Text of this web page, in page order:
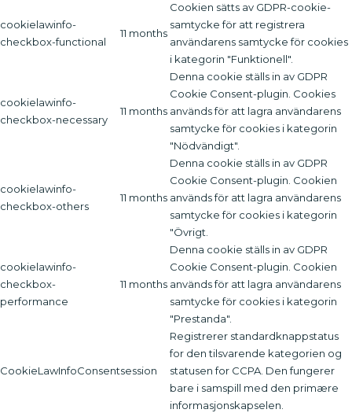
cookielawinfo-
checkbox-functional
11 months
Cookien sätts av GDPR-cookie-
samtycke för att registrera
användarens samtycke för cookies
i kategorin "Funktionell".
cookielawinfo-
checkbox-necessary
11 months
Denna cookie ställs in av GDPR
Cookie Consent-plugin. Cookies
används för att lagra användarens
samtycke för cookies i kategorin
"Nödvändigt".
cookielawinfo-
checkbox-others
11 months
Denna cookie ställs in av GDPR
Cookie Consent-plugin. Cookien
används för att lagra användarens
samtycke för cookies i kategorin
"Övrigt.
cookielawinfo-
checkbox-
performance
11 months
Denna cookie ställs in av GDPR
Cookie Consent-plugin. Cookien
används för att lagra användarens
samtycke för cookies i kategorin
"Prestanda".
CookieLawInfoConsentsession
Registrerer standardknappstatus
for den tilsvarende kategorien og
statusen for CCPA. Den fungerer
bare i samspill med den primære
informasjonskapselen.